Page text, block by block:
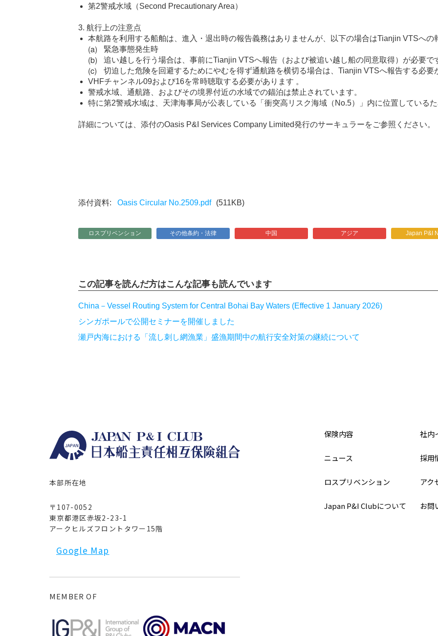
第2警戒水域（Second Precautionary Area）
3. 航行上の注意点
本航路を利用する船舶は、進入・退出時の報告義務はありませんが、以下の場合はTianjin VTSへの
緊急事態発生時
追い越しを行う場合は、事前にTianjin VTSへ報告（および被追い越し船の同意取得）が必要で
切迫した危険を回避するためにやむを得ず通航路を横切る場合は、Tianjin VTSへ報告する必要
VHFチャンネル09および16を常時聴取する必要があります 。
警戒水域、通航路、およびその境界付近の水域での錨泊は禁止されています。
特に第2警戒水域は、天津海事局が公表している「衝突高リスク海域（No.5）」内に位置している
詳細については、添付のOasis P&I Services Company Limited発行のサーキュラーをご参照ください。
Oasis Circular No.2509.pdf (511KB)
ロスプリベンション その他条約・法律 中国 アジア Japan P&I
この記事を読んだ方はこんな記事も読んでいます
China－Vessel Routing System for Central Bohai Bay Waters (Effective 1 January 2026)
シンガポールで公開セミナーを開催しました
瀬戸内海における「流し刺し網漁業」盛漁期間中の航行安全対策の継続について
本部所在地
〒107-0052
東京都港区赤坂2-23-1
アークヒルズフロントタワー15階
Google Map
保険内容 社内
ニュース 採用
ロスプリベンション アク
Japan P&I Clubについて お問
MEMBER OF